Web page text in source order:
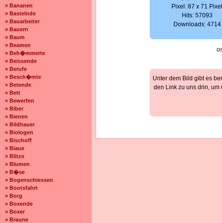
» Bananen
» Bastelnde
» Bauarbeiter
» Bauern
» Baum
» Beamen
» Beh�mmerte
» Beissende
» Berufe
» Besch�mte
» Betende
» Bett
» Bewerfen
» Biber
» Bienen
» Bildhauer
» Biologen
» Bischoff
» Blaue
» Blitze
» Blumen
» B�se
» Bogenschiessen
» Bootsfahrt
» Borg
» Boxende
» Boxer
» Braune
Pixel: 87 x 71
Hits: 57093
Downloads: 4714
Unter dem Bild gibt es
den Link zu uns drin,